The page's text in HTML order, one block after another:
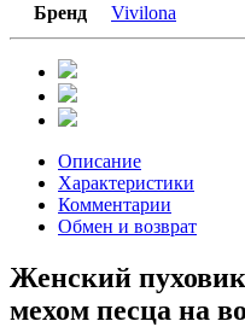
Бренд
Vivilona
Описание
Характеристики
Комментарии
Обмен и возврат
Женский
мехом песца на